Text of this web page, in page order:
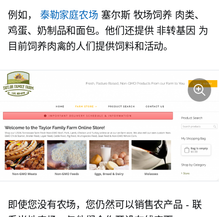
例如， 泰勒家庭农场 塞尔斯 牧场饲养 肉类、
鸡蛋、奶制品和面包。他们还提供 非转基因 为
目前饲养肉禽的人们提供饲料和活动。
即使您没有农场，您仍然可以销售农产品 - 联